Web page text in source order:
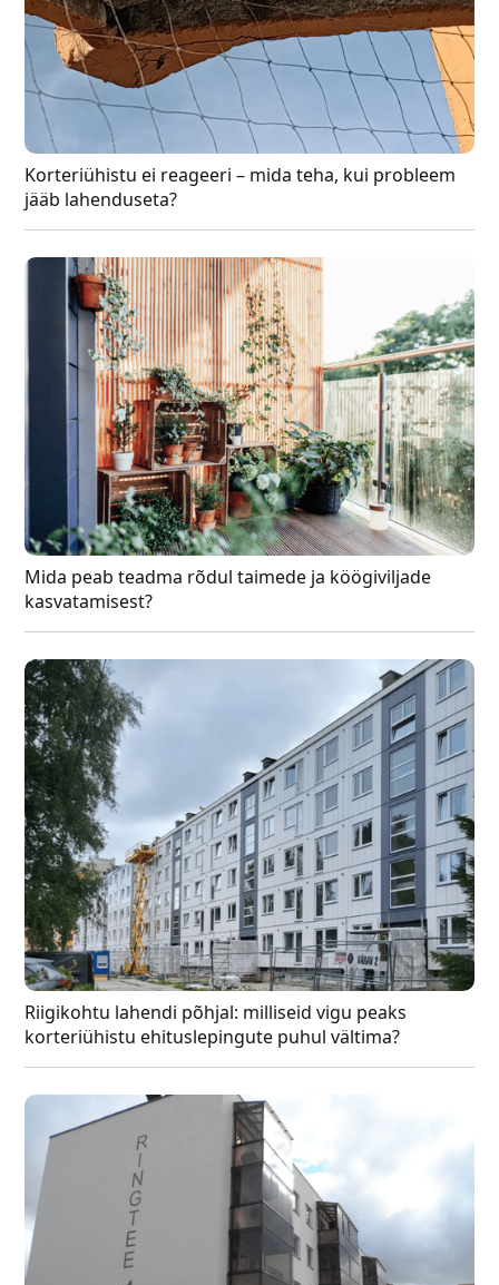
Korteriühistu ei reageeri – mida teha, kui probleem
jääb lahenduseta?
Mida peab teadma rõdul taimede ja köögiviljade
kasvatamisest?
Riigikohtu lahendi põhjal: milliseid vigu peaks
korteriühistu ehituslepingute puhul vältima?